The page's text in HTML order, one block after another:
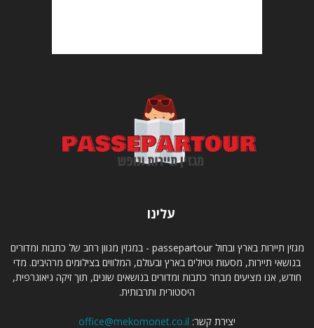
עלינו
מגזין תיירות בארץ ובחול passepartour - במגזין מגוון רחב של כתבות ומדורים
בנושאי תיירות, מסעות וטיולים בארץ ובעולם, המלווים בצילומים מרהיבים. מדי
חודש, אנו מציעים מבחר כתבות ומדורים בנושאים שונים, תוך זיקה גיאוגרפית,
היסטורית ותרבותית.
יצירת קשר: office@mekomonet.co.il